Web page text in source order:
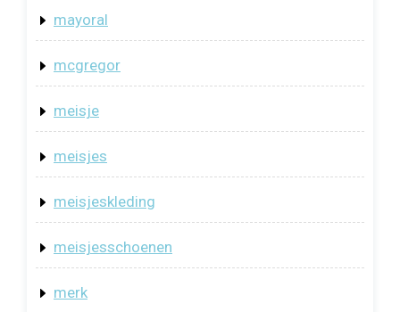
mayoral
mcgregor
meisje
meisjes
meisjeskleding
meisjesschoenen
merk